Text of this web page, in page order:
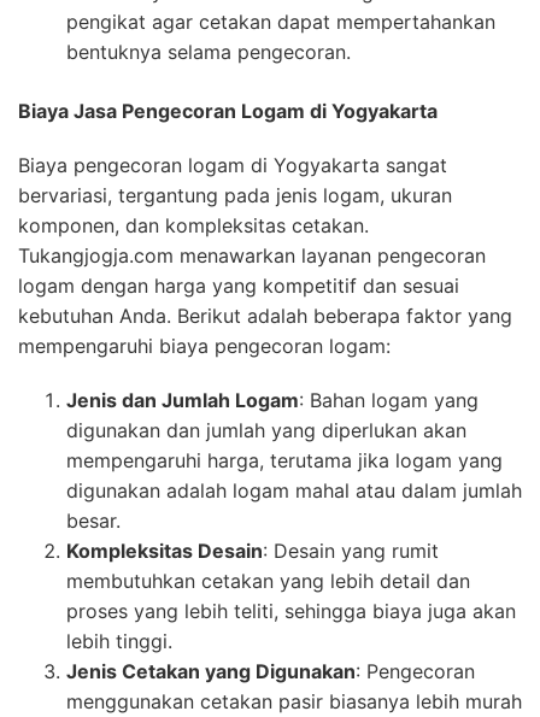
pengikat agar cetakan dapat mempertahankan
bentuknya selama pengecoran.
Biaya Jasa Pengecoran Logam di Yogyakarta
Biaya pengecoran logam di Yogyakarta sangat
bervariasi, tergantung pada jenis logam, ukuran
komponen, dan kompleksitas cetakan.
Tukangjogja.com menawarkan layanan pengecoran
logam dengan harga yang kompetitif dan sesuai
kebutuhan Anda. Berikut adalah beberapa faktor yang
mempengaruhi biaya pengecoran logam:
Jenis dan Jumlah Logam: Bahan logam yang
digunakan dan jumlah yang diperlukan akan
mempengaruhi harga, terutama jika logam yang
digunakan adalah logam mahal atau dalam jumlah
besar.
Kompleksitas Desain: Desain yang rumit
membutuhkan cetakan yang lebih detail dan
proses yang lebih teliti, sehingga biaya juga akan
lebih tinggi.
Jenis Cetakan yang Digunakan: Pengecoran
menggunakan cetakan pasir biasanya lebih murah